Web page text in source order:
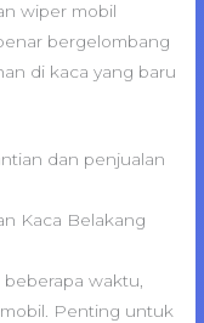
wiper mobil
bergelombang
di kaca yang baru
dan penjualan
Kaca Belakang
waktu,
Penting untuk